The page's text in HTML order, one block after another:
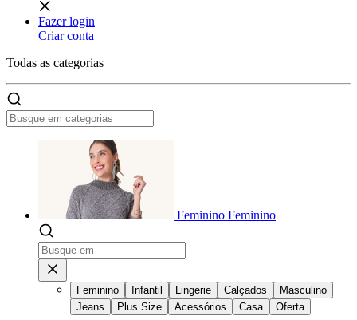
Fazer login
Criar conta
Todas as categorias
Feminino Feminino
Feminino Infantil Lingerie Calçados
Masculino
Jeans
Plus Size Acessórios Casa Oferta